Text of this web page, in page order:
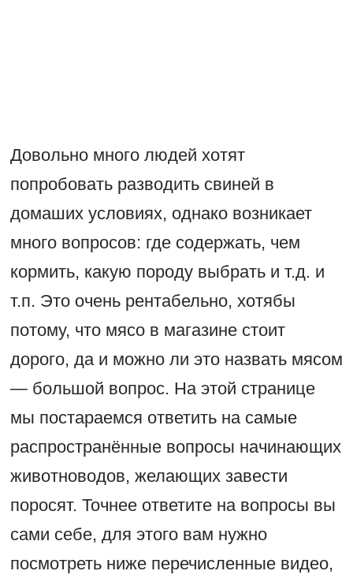
Довольно много людей хотят
попробовать разводить свиней в
домаших условиях, однако возникает
много вопросов: где содержать, чем
кормить, какую породу выбрать и т.д. и
т.п. Это очень рентабельно, хотябы
потому, что мясо в магазине стоит
дорого, да и можно ли это назвать мясом
— большой вопрос. На этой странице
мы постараемся ответить на самые
распространённые вопросы начинающих
животноводов, желающих завести
поросят. Точнее ответите на вопросы вы
сами себе, для этого вам нужно
посмотреть ниже перечисленные видео,